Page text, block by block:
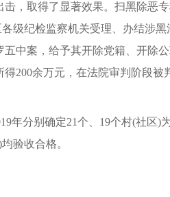
，取得了显著效果。扫黑除恶
级纪检监察机关受理、办结涉
中案，给予其开除党籍、开除
200余万元，在法院审判阶段被
年分别确定21个、19个村(社区)
验收合格。